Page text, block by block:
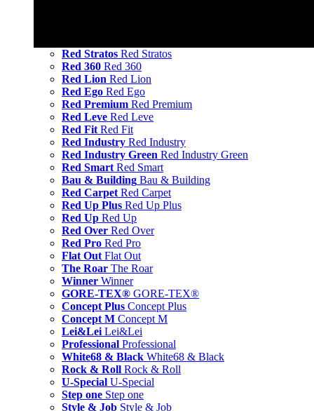
Red Stratos Red Stratos
Red 360 Red 360
Red Lion Red Lion
Red Ego Red Ego
Red Premium Red Premium
Red Leve Red Leve
Red Fit Red Fit
Red Industry Red Industry
Red Industry Green Red Industry Green
Red Smart Red Smart
Bau & Building Bau & Building
Red Carpet Red Carpet
Red Up Plus Red Up Plus
Red Up Red Up
Red Over Red Over
Red Pro Red Pro
Flat Out Flat Out
The Roar The Roar
Winner Winner
GORE-TEX® GORE-TEX®
Concept Plus Concept Plus
Concept M Concept M
Lei&Lei Lei&Lei
Professional Professional
White68 & Black White68 & Black
Rock & Roll Rock & Roll
U-Special U-Special
Step one Step one
Style & Job Style & Job